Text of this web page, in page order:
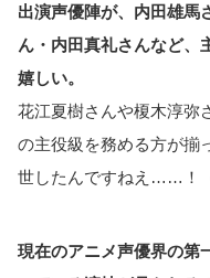
出演声優陣が、内田雄馬
ん・内田真礼さんなど、
嬉しい。
花江夏樹さんや榎木淳弥
の主役級を務める方が揃
世したんですねえ……！
現在のアニメ声優界の第